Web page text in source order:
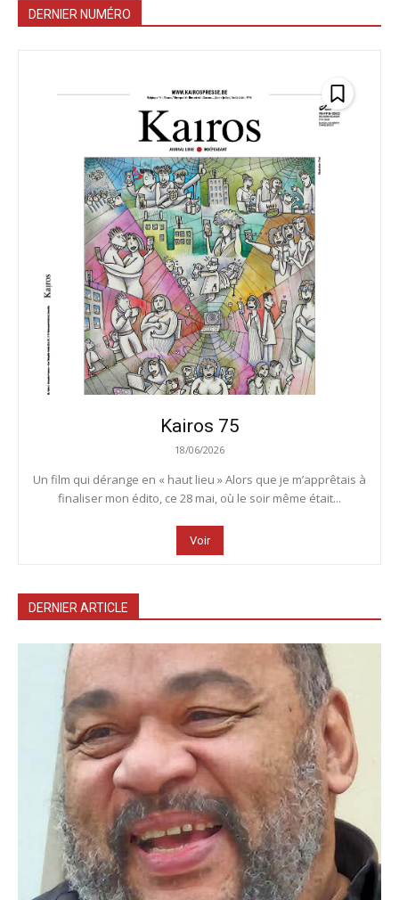
DERNIER NUMÉRO
Kairos 75
18/06/2026
Un film qui dérange en « haut lieu » Alors que je m’apprêtais à
finaliser mon édito, ce 28 mai, où le soir même était...
Voir
DERNIER ARTICLE